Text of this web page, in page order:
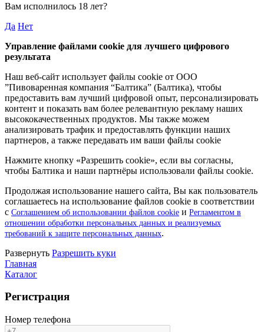
Вам исполнилось 18 лет?
Да Нет
Управление файлами cookie для лучшего цифрового
результата
Наш веб-сайт использует файлы cookie от ООО
”Пивоваренная компания “Балтика” (Балтика), чтобы
предоставить вам лучший цифровой опыт, персонализировать
контент и показать вам более релевантную рекламу наших
высококачественных продуктов. Мы также можем
анализировать трафик и предоставлять функции наших
партнеров, а также передавать им ваши файлы cookie
Нажмите кнопку «Разрешить cookie», если вы согласны,
чтобы Балтика и наши партнёры использовали файлы cookie.
Продолжая использование нашего сайта, Вы как пользователь
соглашаетесь на использование файлов cookie в соответствии
с Соглашением об использовании файлов cookie и Регламентом в
отношении обработки персональных данных и реализуемых
требований к защите персональных данных.
Pазвернуть Разрешить куки
Главная
Каталог
Регистрация
Номер телефона